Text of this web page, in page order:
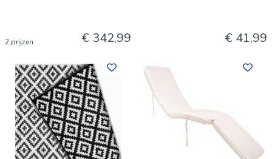
2 prijzen € 342,99 € 41,99